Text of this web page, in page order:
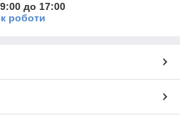
до 17:00
роботи